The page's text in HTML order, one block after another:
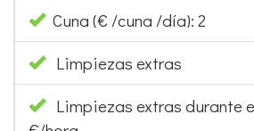
Cuna (€ /cuna /día): 2
Limpiezas extras
Limpiezas extras durante